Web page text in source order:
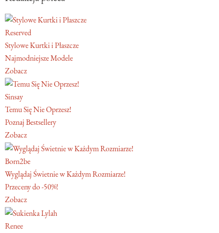
Reserved
Stylowe Kurtki i Płaszcze
Najmodniejsze Modele
Zobacz
Sinsay
Temu Się Nie Oprzesz!
Poznaj Bestsellery
Zobacz
Born2be
Wyglądaj Świetnie w Każdym Rozmiarze!
Przeceny do -50%!
Zobacz
Renee